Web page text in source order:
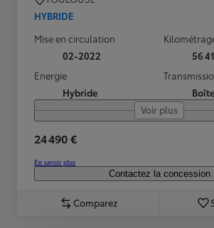
HYBRIDE
Mise en circulation
02-2022
56
Energie
Hybride
Voir plus
24 490 €
En savoir plus
Contactez la concession
Comparez